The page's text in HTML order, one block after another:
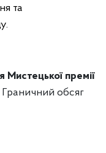
та
Мистецької премії
Граничний обсяг